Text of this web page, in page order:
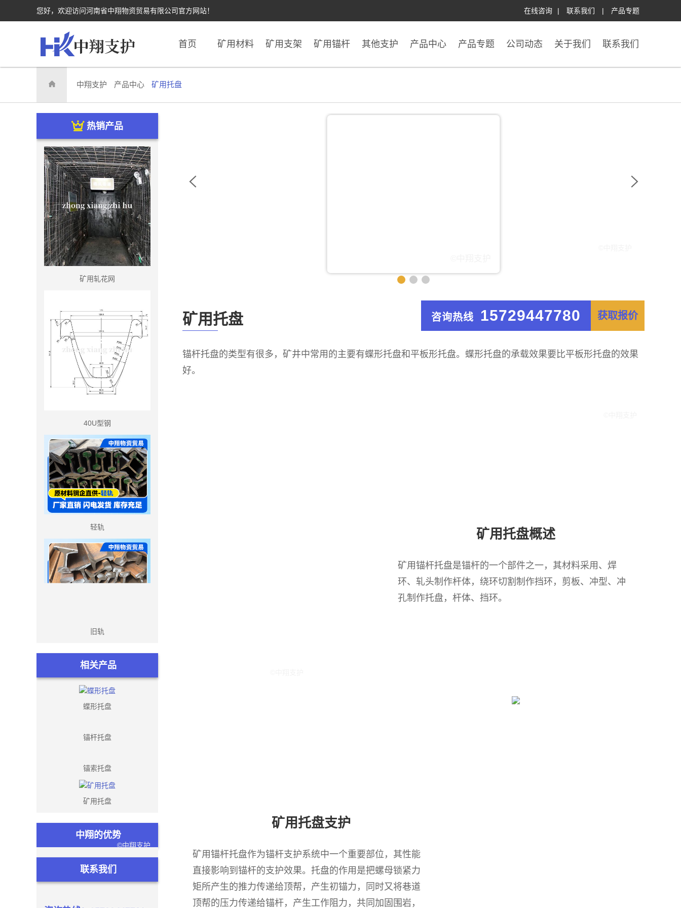
在线咨询 | 联系我们 | 产品专题
您好，欢迎访问河南省中翔物资贸易有限公司官方网站！
首页 矿用材料 矿用支架 矿用锚杆 其他支护 产品中心 产品专题 公司动态 关于我们 联系我们
中翔支护 产品中心 矿用托盘
热销产品
矿用轧花网
40U型钢
轻轨
旧轨
相关产品
蝶形托盘
锚杆托盘
锚索托盘
矿用托盘
中翔的优势
联系我们
 
矿用托盘 咨询热线 15729447780 获取报价
锚杆托盘的类型有很多，矿井中常用的主要有蝶形托盘和平板形托盘。蝶形托盘的承载效果要比平板形托盘的效果
好。
矿用托盘概述
矿用锚杆托盘是锚杆的一个部件之一，其材料采用、焊
环、轧头制作杆体，绕环切割制作挡环，剪板、冲型、冲
孔制作托盘，杆体、挡环。
矿用托盘支护
矿用锚杆托盘作为锚杆支护系统中一个重要部位，其性能
直接影响到锚杆的支护效果。托盘的作用是把螺母锁紧力
矩所产生的推力传递给顶帮，产生初锚力，同时又将巷道
顶帮的压力传递给锚杆，产生工作阻力，共同加固围岩，